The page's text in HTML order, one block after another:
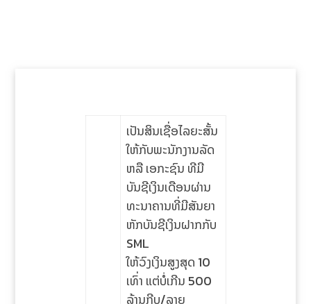
ເປັນສິນເຊື່ອໄລຍະສັ້ນ
ໃຫ້ກັບພະນັກງານລັດ
ຫລື ເອກະຊົນ ທີມີ
ບັນຊີເງິນເດືອນຜ່ານ
ທະນາຄານທີ່ມີສັນຍາ
ຫັກບັນຊີເງິນຝາກກັບ
SML
ໃຫ້ວົງເງິນສູງສຸດ 10
ເທົ່າ ແຕ່ບໍ່ເກີນ 500
ລ້ານກີບ/ລາຍ